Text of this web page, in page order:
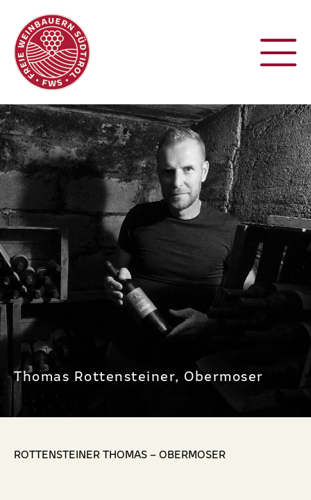
Thomas Rottensteiner, Obermoser
ROTTENSTEINER THOMAS – OBERMOSER